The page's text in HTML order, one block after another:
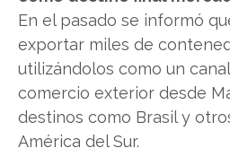
En el pasado se informó
exportar miles de
utilizándolos como un
comercio exterior desde
destinos como Brasil y
América del Sur.